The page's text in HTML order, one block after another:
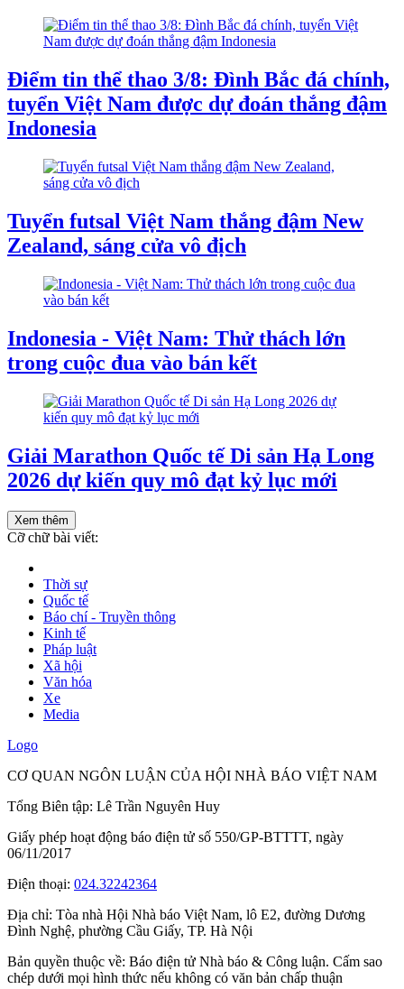
Điểm tin thể thao 3/8: Đình Bắc đá chính,
tuyển Việt Nam được dự đoán thắng đậm
Indonesia
Tuyển futsal Việt Nam thắng đậm New
Zealand, sáng cửa vô địch
Indonesia - Việt Nam: Thử thách lớn
trong cuộc đua vào bán kết
Giải Marathon Quốc tế Di sản Hạ Long
2026 dự kiến quy mô đạt kỷ lục mới
Xem thêm
Cỡ chữ bài viết:
Thời sự
Quốc tế
Báo chí - Truyền thông
Kinh tế
Pháp luật
Xã hội
Văn hóa
Xe
Media
Logo
CƠ QUAN NGÔN LUẬN CỦA HỘI NHÀ BÁO VIỆT NAM
Tổng Biên tập: Lê Trần Nguyên Huy
Giấy phép hoạt động báo điện tử số 550/GP-BTTTT, ngày
06/11/2017
Điện thoại: 024.32242364
Địa chỉ: Tòa nhà Hội Nhà báo Việt Nam, lô E2, đường Dương
Đình Nghệ, phường Cầu Giấy, TP. Hà Nội
Bản quyền thuộc về: Báo điện tử Nhà báo & Công luận. Cấm sao
chép dưới mọi hình thức nếu không có văn bản chấp thuận